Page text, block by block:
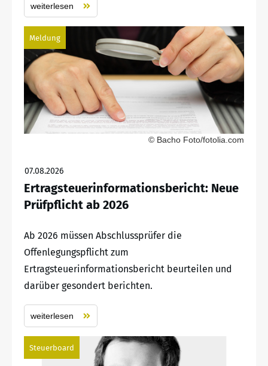
weiterlesen
Meldung
© Bacho Foto/fotolia.com
07.08.2026
Ertragsteuerinformationsbericht: Neue
Prüfpflicht ab 2026
Ab 2026 müssen Abschlussprüfer die
Offenlegungspflicht zum
Ertragsteuerinformationsbericht beurteilen und
darüber gesondert berichten.
weiterlesen
Steuerboard